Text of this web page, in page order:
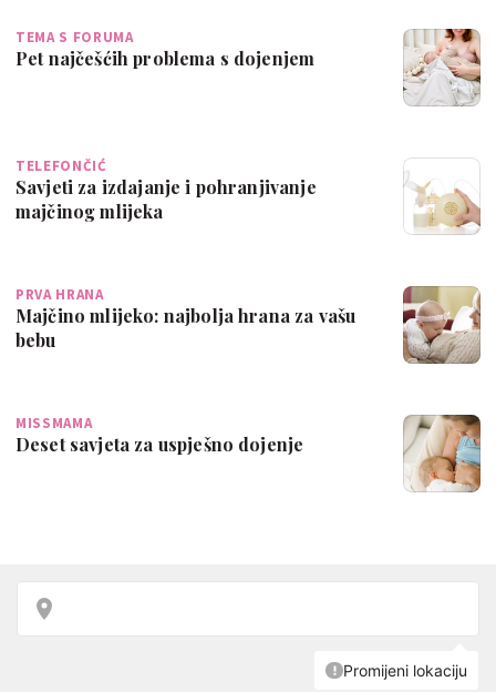
TEMA S FORUMA
Pet najčešćih problema s dojenjem
TELEFONČIĆ
Savjeti za izdajanje i pohranjivanje
majčinog mlijeka
PRVA HRANA
Majčino mlijeko: najbolja hrana za vašu
bebu
MISSMAMA
Deset savjeta za uspješno dojenje